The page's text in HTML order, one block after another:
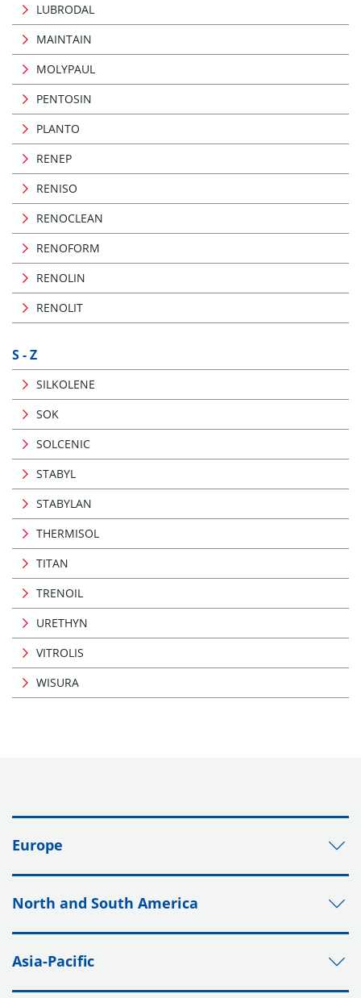
LUBRODAL
MAINTAIN
MOLYPAUL
PENTOSIN
PLANTO
RENEP
RENISO
RENOCLEAN
RENOFORM
RENOLIN
RENOLIT
S - Z
SILKOLENE
SOK
SOLCENIC
STABYL
STABYLAN
THERMISOL
TITAN
TRENOIL
URETHYN
VITROLIS
WISURA
Europe
North and South America
Asia-Pacific